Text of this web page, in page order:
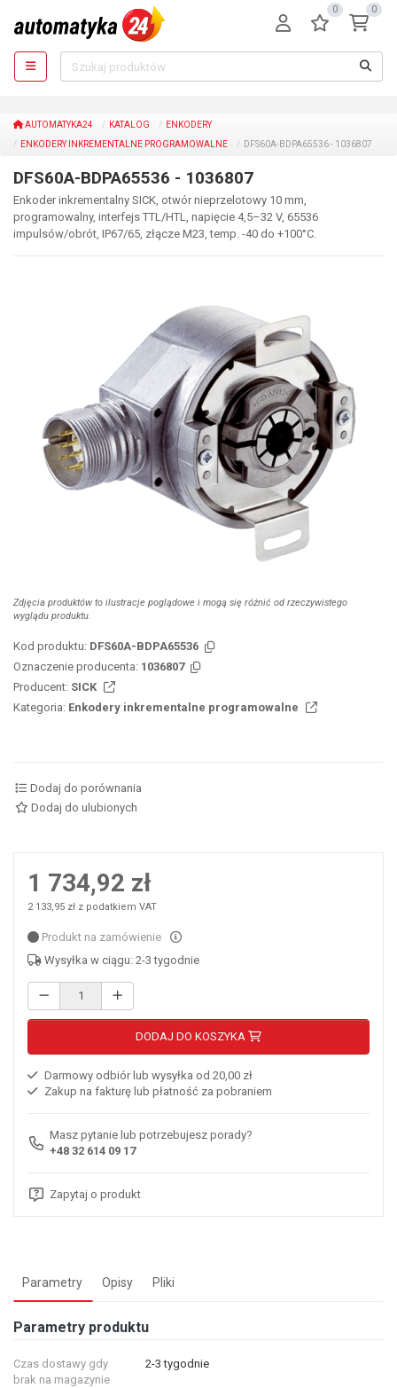
0 0
AUTOMATYKA24 KATALOG
ENKODERY
ENKODERY INKREMENTALNE PROGRAMOWALNE
DFS60A-BDPA65536 - 1036807
DFS60A-BDPA65536 - 1036807
Enkoder inkrementalny SICK, otwór nieprzelotowy 10 mm,
programowalny, interfejs TTL/HTL, napięcie 4,5–32 V, 65536
impulsów/obrót, IP67/65, złącze M23, temp. -40 do +100°C.
Zdjęcia produktów to ilustracje poglądowe i mogą się różnić od rzeczywistego
wyglądu produktu.
Kod produktu: DFS60A-BDPA65536
Oznaczenie producenta: 1036807
Producent: SICK
Kategoria: Enkodery inkrementalne programowalne
Dodaj do porównania
Dodaj do ulubionych
1 734,92 zł
2 133,95 zł z podatkiem VAT
Produkt na zamówienie
Wysyłka w ciągu: 2-3 tygodnie
DODAJ DO KOSZYKA
Darmowy odbiór lub wysyłka od 20,00 zł
Zakup na fakturę lub płatność za pobraniem
Masz pytanie lub potrzebujesz porady?
+48 32 614 09 17
Zapytaj o produkt
Parametry Opisy Pliki
Parametry produktu
Czas dostawy gdy
brak na magazynie
2-3 tygodnie